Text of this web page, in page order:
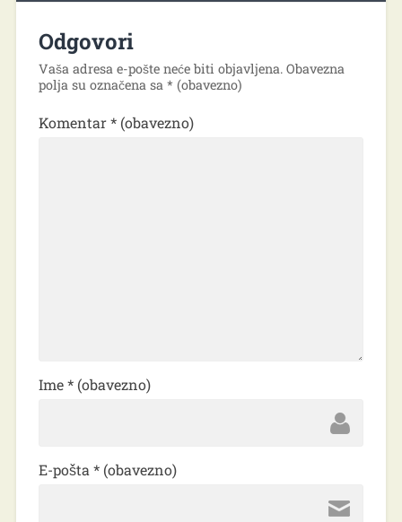
Odgovori
Vaša adresa e-pošte neće biti objavljena. Obavezna
polja su označena sa * (obavezno)
Komentar* (obavezno)
Ime* (obavezno)
E-pošta * (obavezno)